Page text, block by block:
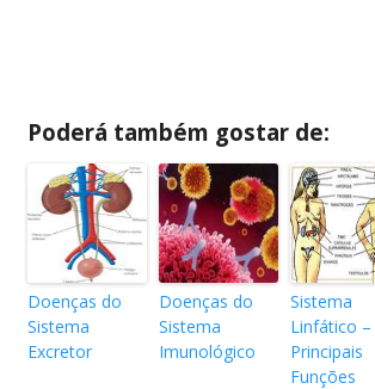
Poderá também gostar de:
Doenças do
Sistema
Excretor
Doenças do
Sistema
Imunológico
Sistema
Linfático –
Principais
Funções